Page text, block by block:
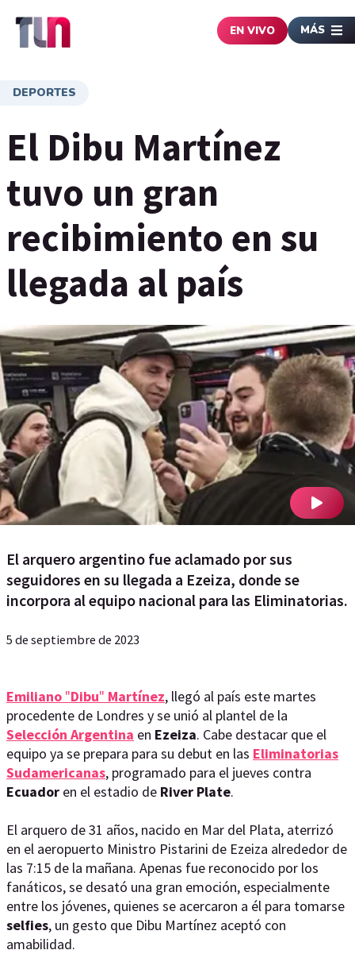
EN VIVO MÁS
DEPORTES
El Dibu Martínez
tuvo un gran
recibimiento en su
llegada al país
El arquero argentino fue aclamado por sus
seguidores en su llegada a Ezeiza, donde se
incorpora al equipo nacional para las Eliminatorias.
5 de septiembre de 2023
Emiliano "Dibu" Martínez, llegó al país este martes
procedente de Londres y se unió al plantel de la
Selección Argentina en Ezeiza. Cabe destacar que el
equipo ya se prepara para su debut en las Eliminatorias
Sudamericanas, programado para el jueves contra
Ecuador en el estadio de River Plate.
El arquero de 31 años, nacido en Mar del Plata, aterrizó
en el aeropuerto Ministro Pistarini de Ezeiza alrededor de
las 7:15 de la mañana. Apenas fue reconocido por los
fanáticos, se desató una gran emoción, especialmente
entre los jóvenes, quienes se acercaron a él para tomarse
selfies, un gesto que Dibu Martínez aceptó con
amabilidad.